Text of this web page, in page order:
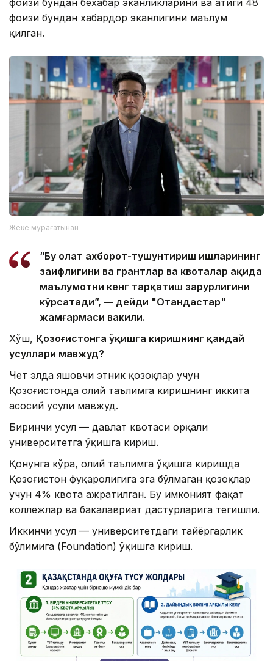
фоизи бундан хабардор эканлигини маълум
қилган.
Жеке мурағатынан
“Бу ҳолат ахборот-тушунтириш ишларининг
заифлигини ва грантлар ва квоталар ҳақида
маълумотни кенг тарқатиш зарурлигини
кўрсатади”, — дейди "Отандастар"
жамғармаси вакили.
Хўш, Қозоғистонга ўқишга киришнинг қандай
усуллари мавжуд?
Чет элда яшовчи этник қозоқлар учун
Қозоғистонда олий таълимга киришнинг иккита
асосий усули мавжуд.
Биринчи усул — давлат квотаси орқали
университетга ўқишга кириш.
Қонунга кўра, олий таълимга ўқишга киришда
Қозоғистон фуқаролигига эга бўлмаган қозоқлар
учун 4% квота ажратилган. Бу имконият фақат
коллежлар ва бакалавриат дастурларига тегишли.
Иккинчи усул — университетдаги тайёргарлик
бўлимига (Foundation) ўқишга кириш.